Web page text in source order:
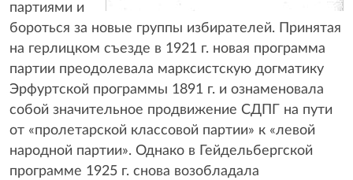
партиями и
бороться за новые группы избирателей. Принятая
на герлицком съезде в 1921 г. новая программа
партии преодолевала марксистскую догматику
Эрфуртской программы 1891 г. и ознаменовала
собой значительное продвижение СДПГ на пути
от «пролетарской классовой партии» к «левой
народной партии». Однако в Гейдельбергской
программе 1925 г. снова возобладала